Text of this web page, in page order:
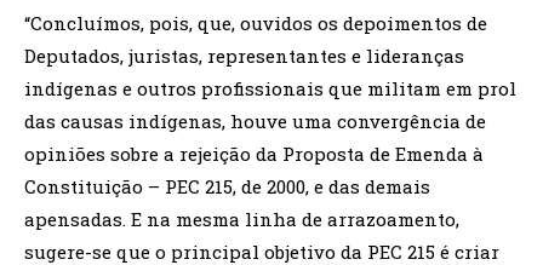
“Concluímos, pois, que, ouvidos os depoimentos de
Deputados, juristas, representantes e lideranças
indígenas e outros profissionais que militam em prol
das causas indígenas, houve uma convergência de
opiniões sobre a rejeição da Proposta de Emenda à
Constituição – PEC 215, de 2000, e das demais
apensadas. E na mesma linha de arrazoamento,
sugere-se que o principal objetivo da PEC 215 é criar